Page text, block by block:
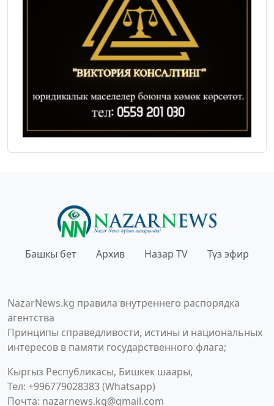
Башкы бет Архив Назар TV Түз эфир
NazarNews.kg правила внутреннего распорядка
агентства
Принципы справедливости, истины и национальных
интересов в памяти государственного флага;
Кыргыз Республикасы, Бишкек шаары,
Тел: +996779028383 (Whatsapp)
Почта: nazarnews.kg@gmail.com